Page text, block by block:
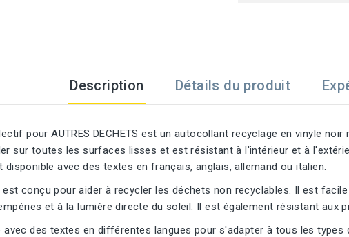
Description Détails du produit
pour AUTRES DECHETS est un autocollant recyclage en vinyle
sur toutes les surfaces lisses et est résistant à l'intérieur et à
disponible avec des textes en français, anglais, allemand ou italien.
conçu pour aider à recycler les déchets non recyclables. Il est
et à la lumière directe du soleil. Il est également résistant aux
avec des textes en différentes langues pour s'adapter à tous les